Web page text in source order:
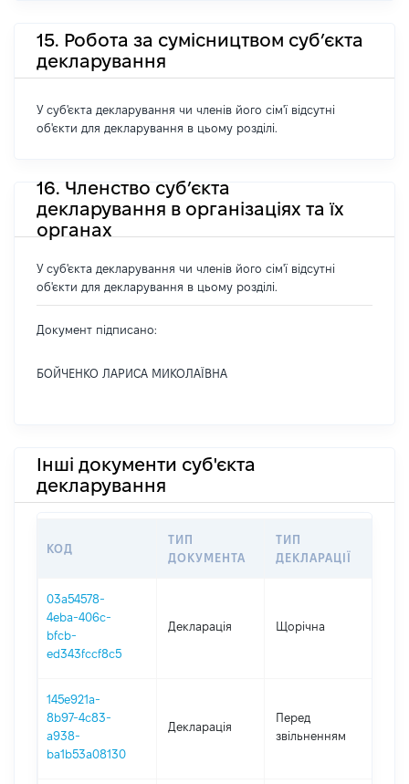
15. Робота за сумісництвом суб’єкта
декларування
У суб'єкта декларування чи членів його сім'ї відсутні
об'єкти для декларування в цьому розділі.
16. Членство суб’єкта
декларування в організаціях та їх
органах
У суб'єкта декларування чи членів його сім'ї відсутні
об'єкти для декларування в цьому розділі.
Документ підписано:
БОЙЧЕНКО ЛАРИСА МИКОЛАЇВНА
Інші документи суб'єкта
декларування
КОД
ТИП
ДОКУМЕНТА
ТИП
ДЕКЛАРАЦІЇ
03a54578-
4eba-406c-
bfcb-
ed343fccf8c5
Декларація Щорічна
145e921a-
8b97-4c83-
a938-
ba1b53a08130
Декларація
Перед
звільненням